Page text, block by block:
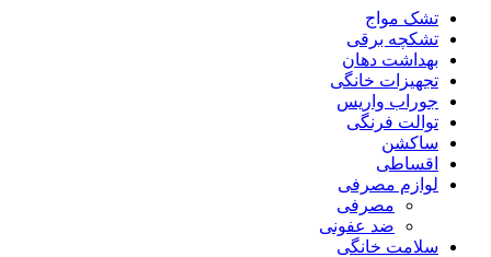
تشک مواج
تشکچه برقی
بهداشت دهان
تجهیزات خانگی
جوراب واریس
توالت فرنگی
ساکشن
اقساطی
لوازم مصرفی
مصرفی
ضد عفونی
سلامت خانگی